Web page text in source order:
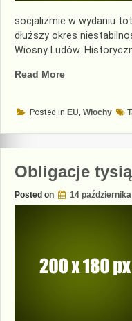
socjalizmie w wydaniu
dłuższy okres
Wiosny Ludów.
Read More„Referendum
Posted in EU, Włochy
Obligacje
Posted on 14